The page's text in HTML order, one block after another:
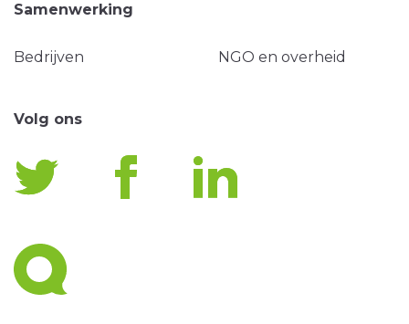
Samenwerking
Bedrijven NGO en overheid
Volg ons